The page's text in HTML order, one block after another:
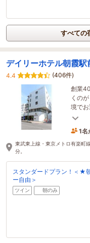
すべての
デイリーホテル朝霞駅
4.4
(406件)
創業
くの
境で
手作
1名
6
東武東上線・東京メトロ有楽町
分。
スタンダードプラン！＜
ー自由＞
ツイン 朝のみ